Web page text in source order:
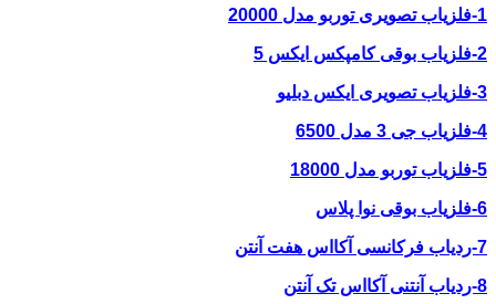
1-فلزیاب تصویری توربو مدل 20000
2-فلزیاب بوقی کامپکس ایکس 5
3-فلزیاب تصویری ایکس دبلیو
4-فلزیاب جی 3 مدل 6500
5-فلزیاب توربو مدل 18000
6-فلزیاب بوقی نوا پلاس
7-ردیاب فرکانسی آکااس هفت آنتن
8-ردیاب آنتنی آکااس تک آنتن